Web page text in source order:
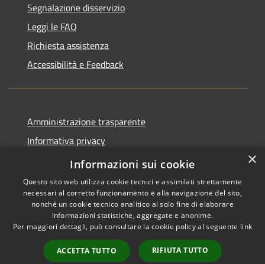
Segnalazione disservizio
Leggi le FAQ
Richiesta assistenza
Accessibilità e Feedback
Amministrazione trasparente
Informativa privacy
Accessibilità
IBAN, CCP, fatturazione
elettronica e altri codici
×
Informazioni sui cookie
Questo sito web utilizza cookie tecnici e assimilati strettamente
necessari al corretto funzionamento e alla navigazione del sito,
nonché un cookie tecnico analitico al solo fine di elaborare
informazioni statistiche, aggregate e anonime.
Per maggiori dettagli, può consultare la cookie policy al seguente link
ACCETTA TUTTO RIFIUTA TUTTO